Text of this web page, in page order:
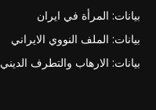
بيانات: المرأة في ايران
بيانات: الملف النووي الايراني
بيانات: الارهاب والتطرف الديني